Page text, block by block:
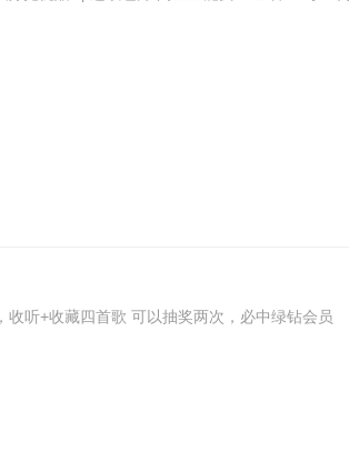
听+收藏四首歌 可以抽奖两次，必中绿钻会员